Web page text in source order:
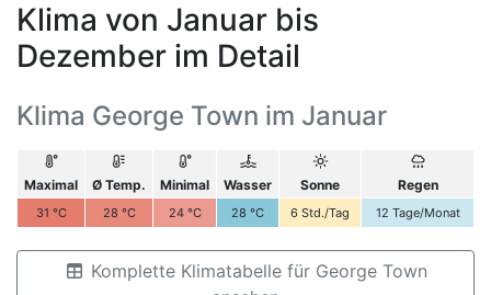
Klima von Januar bis
Dezember im Detail
Klima George Town im Januar
Maximal Ø Temp. Minimal Wasser Sonne Regen
31 °C 28 °C 24 °C 28 °C 6 Std./Tag 12 Tage/Monat
Komplette Klimatabelle für George Town